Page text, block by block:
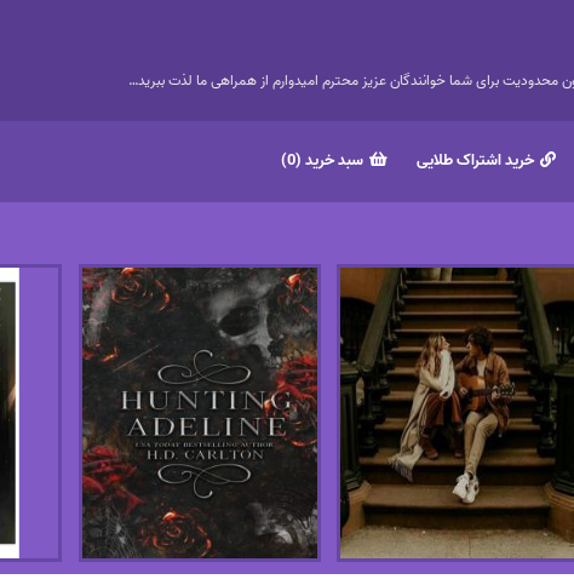
محدودیت برای شما خوانندگان عزیز محترم امیدوارم از همراهی ما لذت ببرید…
خرید اشتراک طلایی سبد خرید (0)